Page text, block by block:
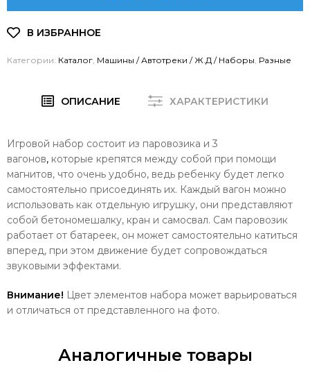
Категории: Каталог Машины / Автотреки / Ж.Д / Наборы Разные
ОПИСАНИЕ ХАРАКТЕРИСТИКИ
Игровой набор состоит из паровозика и 3
вагонов, которые крепятся между собой при помощи
магнитов, что очень удобно, ведь ребенку будет легко
самостоятельно присоединять их. Каждый вагон можно
использовать как отдельную игрушку, они представляют
собой бетономешалку, кран и самосвал. Сам паровозик
работает от батареек, он может самостоятельно катиться
вперед, при этом движение будет сопровождаться
звуковыми эффектами.
Внимание! Цвет элементов набора может варьироваться
и отличаться от представленного на фото.
Аналогичные товары